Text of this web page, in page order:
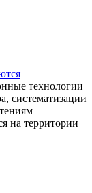
технологии
систематизации
на территории